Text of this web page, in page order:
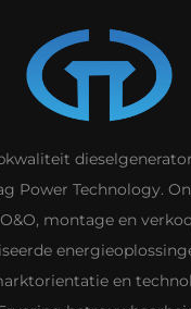
Power Technology.
montage en
en